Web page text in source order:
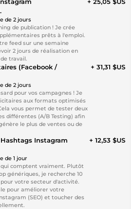
de 2 jours
de publication ! Je crée
prêts à l'emploi.
feed sur une semaine
2 jours de réalisation en
travail.
(Facebook /
de 2 jours
pour vos campagnes ! Je
aux formats optimisés
vous permet de tester deux
différentes (A/B Testing) afin
le plus de ventes ou de
+ 31,31 $US
Instagram
de 1 jour
comptent vraiment. Plutôt
génériques, je recherche 10
votre secteur d'activité.
pour améliorer votre
(SEO) et toucher des
+ 12,53 $US